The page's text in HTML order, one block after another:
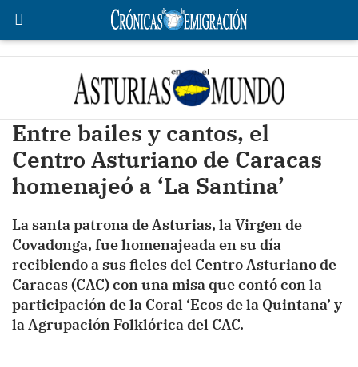
Entre bailes y cantos, el
Centro Asturiano de Caracas
homenajeó a ‘La Santina’
La santa patrona de Asturias, la Virgen de
Covadonga, fue homenajeada en su día
recibiendo a sus fieles del Centro Asturiano de
Caracas (CAC) con una misa que contó con la
participación de la Coral ‘Ecos de la Quintana’ y
la Agrupación Folklórica del CAC.